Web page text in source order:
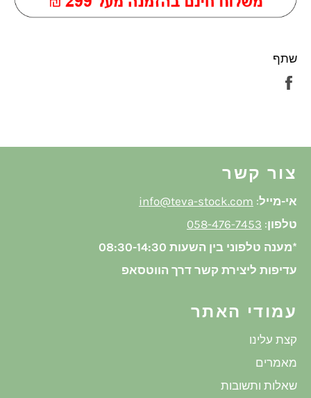
שתף
צור קשר
אי-מייל:
info@teva-stock.com
טלפון:
058-476-7453
*מענה טלפוני בין השעות 08:30-14:30
עדיפות ליצירת קשר דרך הווטסאפ
עמודי האתר
קצת עלינו
מאמרים
שאלות ותשובות